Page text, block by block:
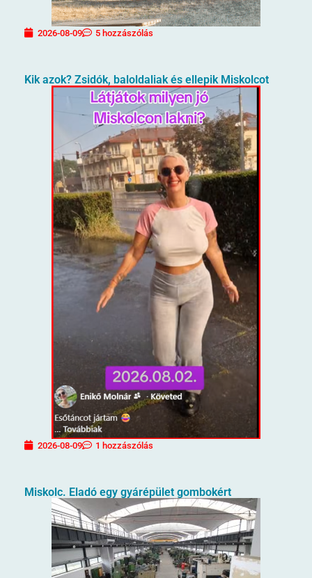
2026-08-09 5 hozzászólás
Kik azok? Zsidók, baloldaliak és ellepik Miskolcot
2026-08-09 1 hozzászólás
Miskolc. Eladó egy gyárépület gombokért